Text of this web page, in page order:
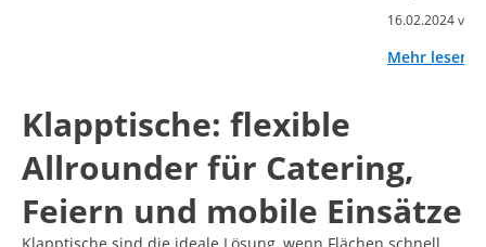
16.02.2024 von
Mehr lesen
Klapptische: flexible
Allrounder für Catering,
Feiern und mobile Einsätze